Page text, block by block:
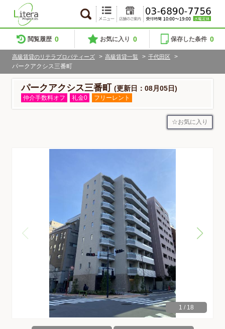
閲覧履歴 0 お気に入り 0 保存した条件 0
高級賃貸のリテラプロパティーズ > 高級賃貸一覧 > 千代田区
>
パークアクシス三番町
パークアクシス三番町 (更新日：08月05日)
仲介手数料オフ 礼金0 フリーレント
お気に入り
1 / 18